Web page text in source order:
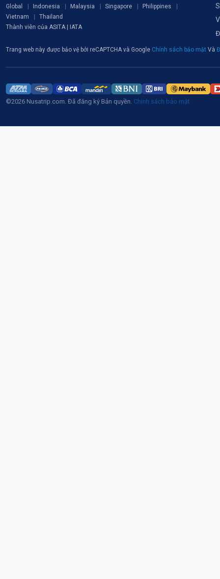
Global
Indonesia Malaysia Singapore
Philippines
Vietnam
Thailand
Thành viên của ASITA | IATA
Trang web này được bảo vệ bởi reCAPTCHA và Google Chính sách bảo mật Và
©2026 Nusatrip.com. Đã đăng ký Bản quyền. Chính sách bảo mật